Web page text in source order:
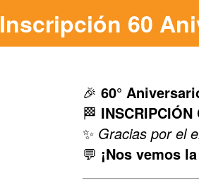
Inscripción 60
🎉 60°
🏁 INSCRIPCIÓN
✨ Gracias por el
💬 ¡Nos vemos